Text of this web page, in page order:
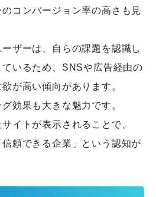
コンバージョン率の高さも見
ザーは、自らの課題を認識し
いるため、SNSや広告経由の
が高い傾向があります。
効果も大きな魅力です。
イトが表示されることで、
信頼できる企業」という認知が